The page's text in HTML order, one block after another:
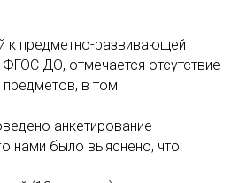
к предметно-развивающей
ДО, отмечается отсутствие
в том
анкетирование
нами было выяснено, что: